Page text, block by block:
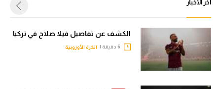
أخر الأخبار
الكشف عن تفاصيل فيلا صلاح في تركيا
الكرة الأوروبية